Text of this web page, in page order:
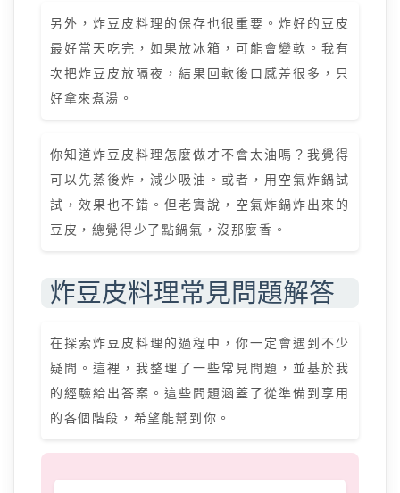
另外，炸豆皮料理的保存也很重要。炸好的豆皮
最好當天吃完，如果放冰箱，可能會變軟。我有
次把炸豆皮放隔夜，結果回軟後口感差很多，只
好拿來煮湯。
你知道炸豆皮料理怎麼做才不會太油嗎？我覺得
可以先蒸後炸，減少吸油。或者，用空氣炸鍋試
試，效果也不錯。但老實說，空氣炸鍋炸出來的
豆皮，總覺得少了點鍋氣，沒那麼香。
炸豆皮料理常見問題解答
在探索炸豆皮料理的過程中，你一定會遇到不少
疑問。這裡，我整理了一些常見問題，並基於我
的經驗給出答案。這些問題涵蓋了從準備到享用
的各個階段，希望能幫到你。